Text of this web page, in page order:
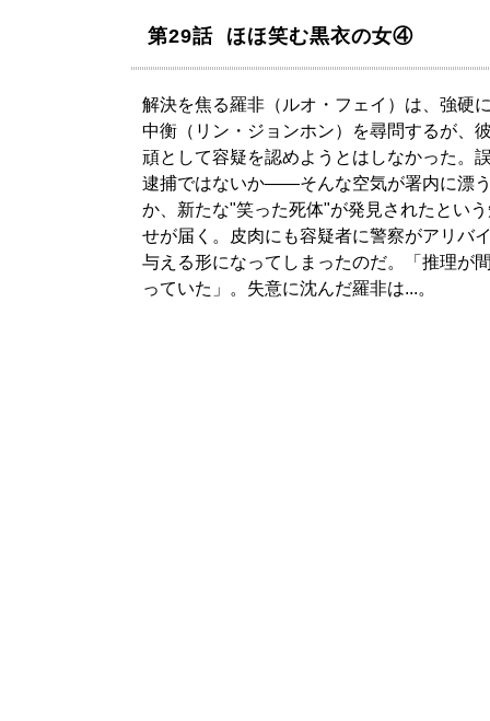
第29話 ほほ笑む黒衣の女④
解決を焦る羅非（ルオ・フェイ）は、強硬
中衡（リン・ジョンホン）を尋問するが、
頑として容疑を認めようとはしなかった。
逮捕ではないか――そんな空気が署内に漂
か、新たな"笑った死体"が発見されたとい
せが届く。皮肉にも容疑者に警察がアリバ
与える形になってしまったのだ。「推理が
っていた」。失意に沈んだ羅非は...。